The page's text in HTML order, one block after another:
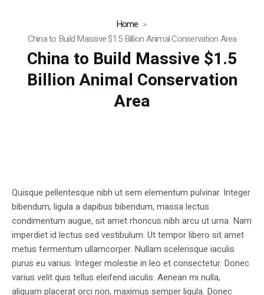
Home
China to Build Massive $1.5 Billion Animal Conservation Area
China to Build Massive $1.5
Billion Animal Conservation
Area
Quisque pellentesque nibh ut sem elementum pulvinar. Integer
bibendum, ligula a dapibus bibendum, massa lectus
condimentum augue, sit amet rhoncus nibh arcu ut urna. Nam
imperdiet id lectus sed vestibulum. Ut tempor libero sit amet
metus fermentum ullamcorper. Nullam scelerisque iaculis
purus eu varius. Integer molestie in leo et consectetur. Donec
varius velit quis tellus eleifend iaculis. Aenean mi nulla,
aliquam placerat orci non, maximus semper ligula. Donec